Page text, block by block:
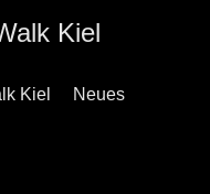
Kiel
Kiel
Neues